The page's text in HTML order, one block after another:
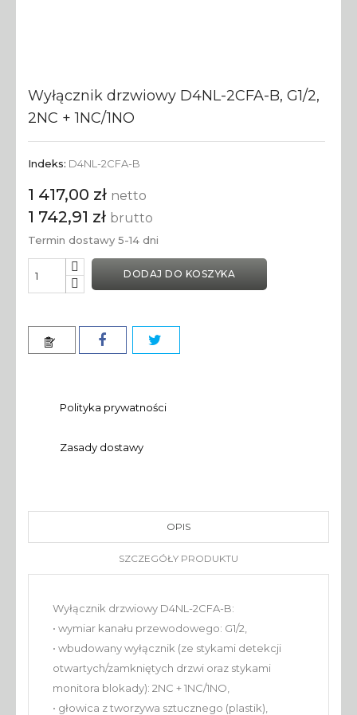
Wyłącznik drzwiowy D4NL-2CFA-B, G1/2,
2NC + 1NC/1NO
Indeks: D4NL-2CFA-B
1 417,00 zł netto
1 742,91 zł brutto
Termin dostawy 5-14 dni
DODAJ DO KOSZYKA
Polityka prywatności
Zasady dostawy
OPIS
SZCZEGÓŁY PRODUKTU
Wyłącznik drzwiowy D4NL-2CFA-B:
• wymiar kanału przewodowego: G1/2,
• wbudowany wyłącznik (ze stykami detekcji
otwartych/zamkniętych drzwi oraz stykami
monitora blokady): 2NC + 1NC/1NO,
• głowica z tworzywa sztucznego (plastik),